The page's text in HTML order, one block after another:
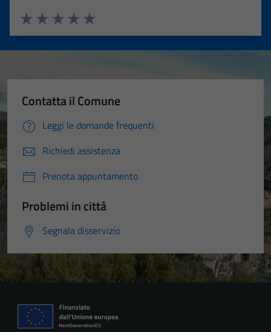
Valuta 5 stelle su 5
Valuta 4 stelle su 5
Valuta 3 stelle su 5
Valuta 2 stelle su 5
Valuta 1 stelle su 5
Contatta il Comune
Leggi le domande frequenti
Richiedi assistenza
Prenota appuntamento
Problemi in città
Segnala disservizio